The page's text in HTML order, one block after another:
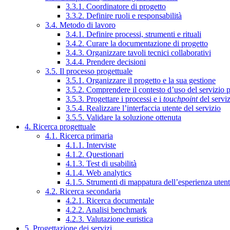
3.3.1. Coordinatore di progetto
3.3.2. Definire ruoli e responsabilità
3.4. Metodo di lavoro
3.4.1. Definire processi, strumenti e rituali
3.4.2. Curare la documentazione di progetto
3.4.3. Organizzare tavoli tecnici collaborativi
3.4.4. Prendere decisioni
3.5. Il processo progettuale
3.5.1. Organizzare il progetto e la sua gestione
3.5.2. Comprendere il contesto d’uso del servizio
3.5.3. Progettare i processi e i touchpointdel
3.5.4. Realizzare l’interfaccia utente del servizio
3.5.5. Validare la soluzione ottenuta
4. Ricerca progettuale
4.1. Ricerca primaria
4.1.1. Interviste
4.1.2. Questionari
4.1.3. Test di usabilità
4.1.4. Web analytics
4.1.5. Strumenti di mappatura dell’esperienza
4.2. Ricerca secondaria
4.2.1. Ricerca documentale
4.2.2. Analisi benchmark
4.2.3. Valutazione euristica
5. Progettazione dei servizi